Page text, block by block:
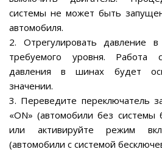
системы не может быть
автомобиля.
2. Отрегулировать давление
требуемого уровня. Работа
давления в шинах будет
значении.
3. Переведите переключатель
«ON» (автомобили без системы
или активируйте режим
(автомобили с системой